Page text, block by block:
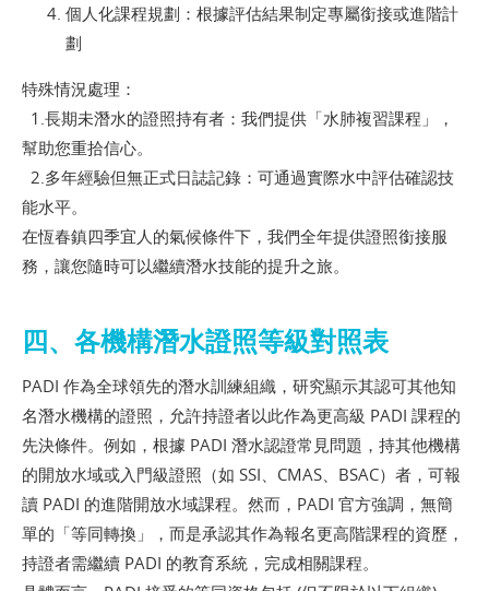
個人化課程規劃：根據評估結果制定專屬銜接或進階計
劃
特殊情況處理：
1.長期未潛水的證照持有者：我們提供「水肺複習課程」，
幫助您重拾信心。
2.多年經驗但無正式日誌記錄：可通過實際水中評估確認技
能水平。
在恆春鎮四季宜人的氣候條件下，我們全年提供證照銜接服
務，讓您隨時可以繼續潛水技能的提升之旅。
四、各機構潛水證照等級對照表
PADI 作為全球領先的潛水訓練組織，研究顯示其認可其他知
名潛水機構的證照，允許持證者以此作為更高級 PADI 課程的
先決條件。例如，根據 PADI 潛水認證常見問題 ，持其他機構
的開放水域或入門級證照（如 SSI、CMAS、BSAC）者，可報
讀 PADI 的進階開放水域課程。然而，PADI 官方強調，無簡
單的「等同轉換」，而是承認其作為報名更高階課程的資歷，
持證者需繼續 PADI 的教育系統，完成相關課程。